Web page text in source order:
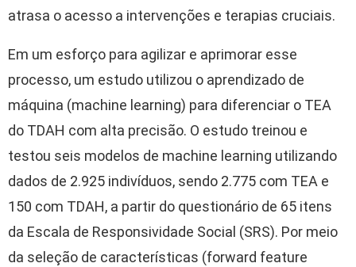
atrasa o acesso a intervenções e terapias cruciais.
Em um esforço para agilizar e aprimorar esse
processo, um estudo utilizou o aprendizado de
máquina (machine learning) para diferenciar o TEA
do TDAH com alta precisão. O estudo treinou e
testou seis modelos de machine learning utilizando
dados de 2.925 indivíduos, sendo 2.775 com TEA e
150 com TDAH, a partir do questionário de 65 itens
da Escala de Responsividade Social (SRS). Por meio
da seleção de características (forward feature